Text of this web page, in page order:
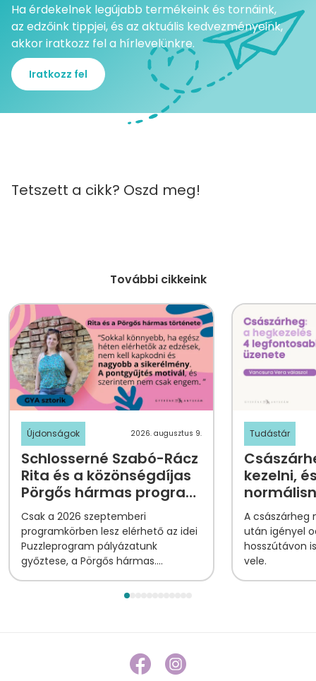
Ha érdekelnek legújabb termékeink és tornáink,
az edzőink tippjei, és az aktuális kedvezményeink,
akkor iratkozz fel a hírlevelünkre.
Iratkozz fel
Tetszett a cikk? Oszd meg!
További cikkeink
Újdonságok 2026. augusztus 9.
Schlosserné Szabó-Rácz
Rita és a közönségdíjas
Pörgős hármas program
története
Csak a 2026 szeptemberi
programkörben lesz elérhető az idei
Puzzleprogram pályázatunk
győztese, a Pörgős hármas.
Tudástár
kezelni,
A
után igényel
hosszútávon
vele.